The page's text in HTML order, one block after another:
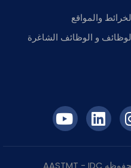
والمواقع
و الوظائف الشاغرة
IDC
- AASTMT